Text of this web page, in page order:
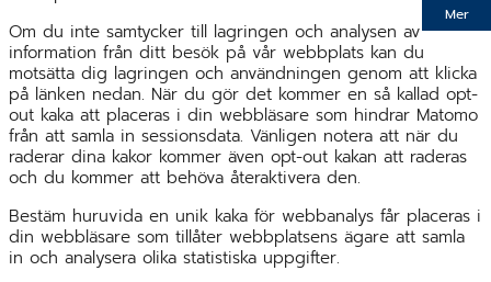
Mer
Om du inte samtycker till lagringen och analysen av
information från ditt besök på vår webbplats kan du
motsätta dig lagringen och användningen genom att klicka
på länken nedan. När du gör det kommer en så kallad opt-
out kaka att placeras i din webbläsare som hindrar Matomo
från att samla in sessionsdata. Vänligen notera att när du
raderar dina kakor kommer även opt-out kakan att raderas
och du kommer att behöva återaktivera den.
Bestäm huruvida en unik kaka för webbanalys får placeras i
din webbläsare som tillåter webbplatsens ägare att samla
in och analysera olika statistiska uppgifter.